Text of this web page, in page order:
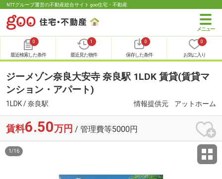
NTTグループ運営の不動産総合サイト goo住宅・不動産
0
最近検索した条件
1
最近見た物件
0
保存した条件
0
お気に入り
ジーメゾン奈良大安寺 奈良駅 1LDK 賃貸(賃貸マ
ンション・アパート)
1LDK / 奈良駅 情報提供元 アットホーム
賃料6.50万円 / 管理費等5000円
1 /16